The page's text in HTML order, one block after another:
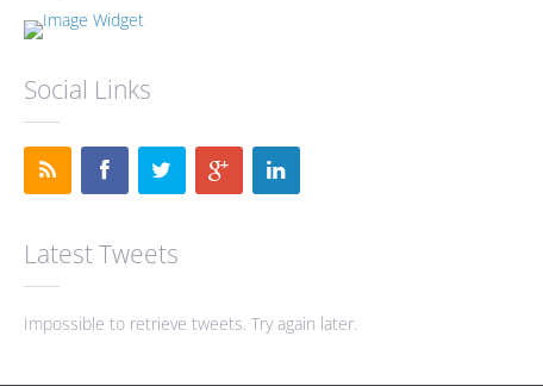
Social Links
Latest Tweets
Impossible to retrieve tweets. Try again later.